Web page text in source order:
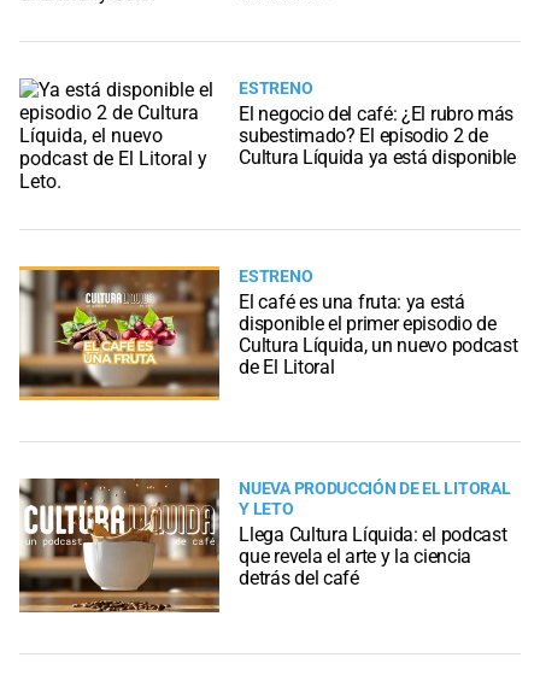
ESTRENO
El negocio del café: ¿El rubro más
subestimado? El episodio 2 de
Cultura Líquida ya está disponible
ESTRENO
El café es una fruta: ya está
disponible el primer episodio de
Cultura Líquida, un nuevo podcast
de El Litoral
NUEVA PRODUCCIÓN DE EL LITORAL
Y LETO
Llega Cultura Líquida: el podcast
que revela el arte y la ciencia
detrás del café